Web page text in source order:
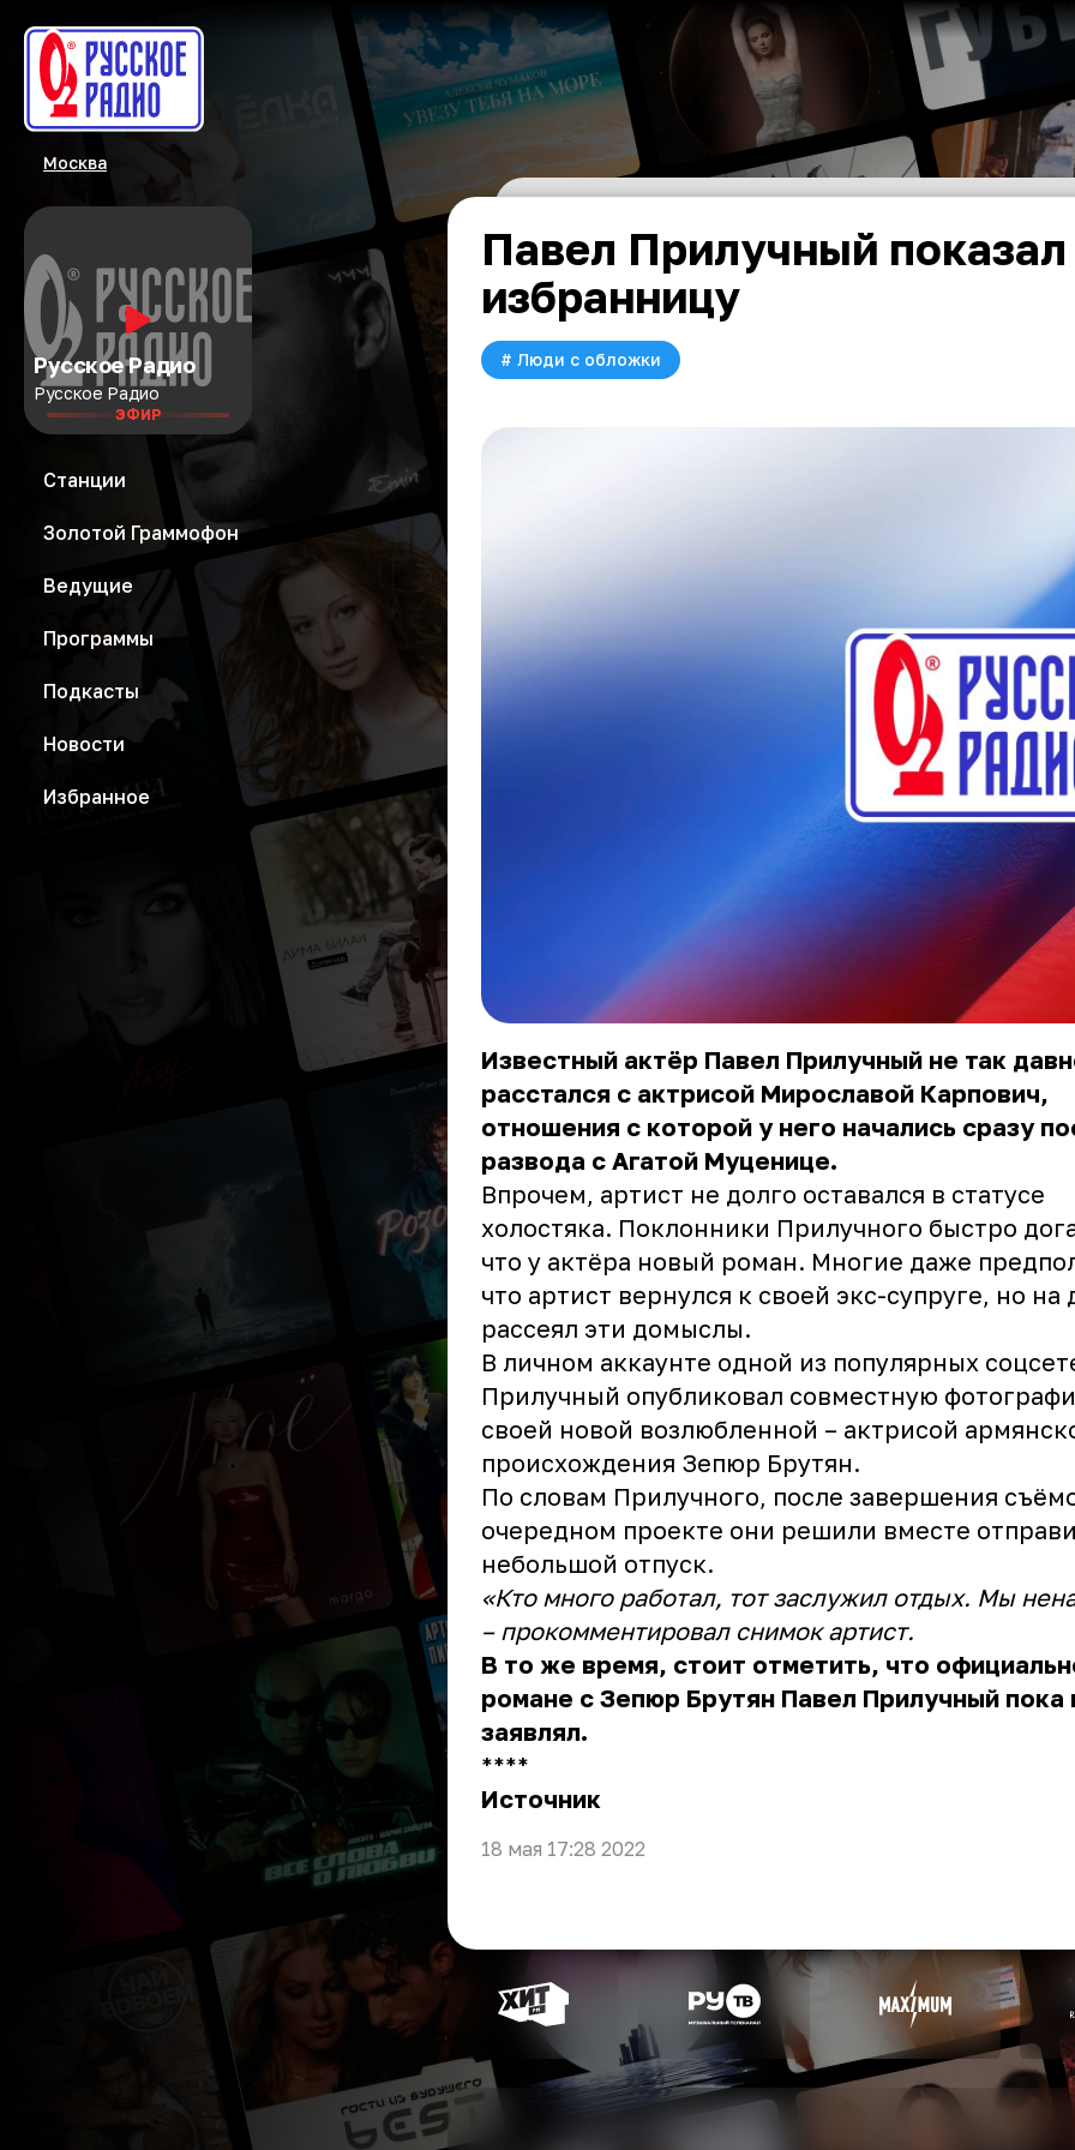
Москва
Русское Радио
Русское Радио
ЭФИР
Станции
Золотой Граммофон
Ведущие
Программы
Подкасты
Новости
Избранное
Павел Прилучный
избранницу
# Люди с обложки
Известный актёр Павел Прилучный не так
расстался с актрисой Мирославой Карпович,
отношения с которой у него начались сразу
развода с Агатой Муценице.
Впрочем, артист не долго оставался в статусе
холостяка. Поклонники Прилучного быстро
что у актёра новый роман. Многие даже
что артист вернулся к своей экс-супруге, но на
рассеял эти домыслы.
В личном аккаунте одной из популярных
Прилучный опубликовал совместную
своей новой возлюбленной – актрисой
происхождения Зепюр Брутян.
По словам Прилучного, после завершения
очередном проекте они решили вместе
небольшой отпуск.
«Кто много работал, тот заслужил отдых. Мы
– прокомментировал снимок артист.
В то же время, стоит отметить, что
романе с Зепюр Брутян Павел Прилучный пока
заявлял.
** **
Источник
18 мая 17:28 2022